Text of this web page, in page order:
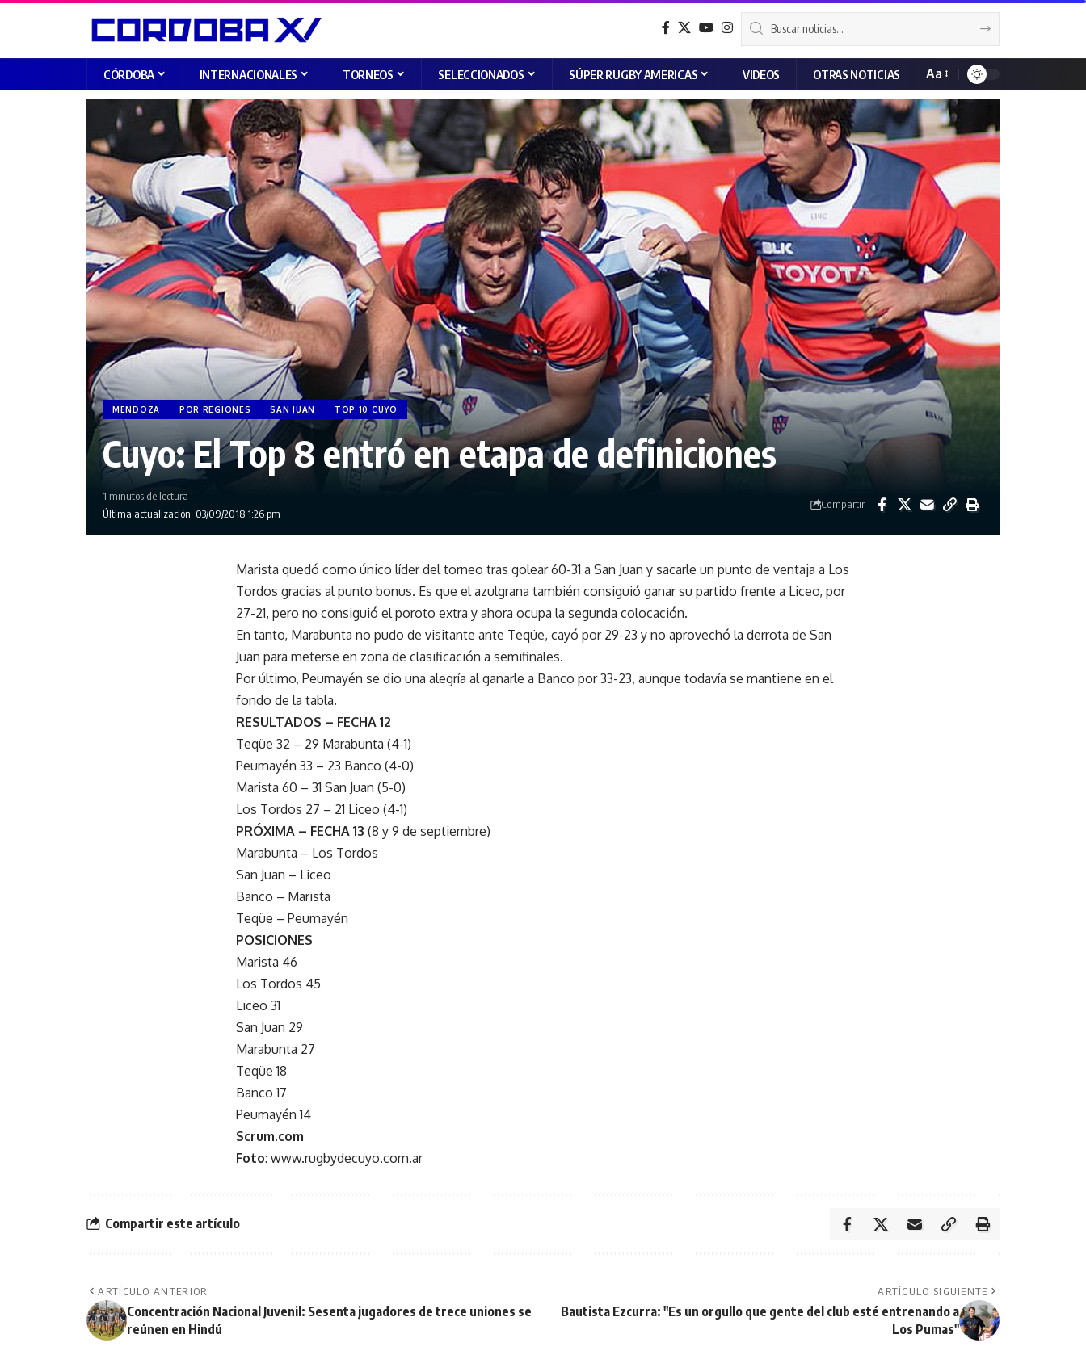
CÓRDOBA INTERNACIONALES TORNEOS SELECCIONADOS SÚPER RUGBY AMERICAS VIDEOS OTRAS NOTICIAS Aa
MENDOZA POR REGIONES SAN JUAN TOP 10 CUYO
Cuyo: El Top 8 entró en etapa de definiciones
Última actualización: 03/09/2018 1:26 pm
1 minutos de lectura
Compartir
Marista quedó como único líder del torneo tras golear 60-31 a San Juan y sacarle un punto de ventaja a Los
Tordos gracias al punto bonus. Es que el azulgrana también consiguió ganar su partido frente a Liceo, por
27-21, pero no consiguió el poroto extra y ahora ocupa la segunda colocación.
En tanto, Marabunta no pudo de visitante ante Teqüe, cayó por 29-23 y no aprovechó la derrota de San
Juan para meterse en zona de clasificación a semifinales.
Por último, Peumayén se dio una alegría al ganarle a Banco por 33-23, aunque todavía se mantiene en el
fondo de la tabla.
RESULTADOS – FECHA 12
Teqüe 32 – 29 Marabunta (4-1)
Peumayén 33 – 23 Banco (4-0)
Marista 60 – 31 San Juan (5-0)
Los Tordos 27 – 21 Liceo (4-1)
PRÓXIMA – FECHA 13 (8 y 9 de septiembre)
Marabunta – Los Tordos
San Juan – Liceo
Banco – Marista
Teqüe – Peumayén
POSICIONES
Marista 46
Los Tordos 45
Liceo 31
San Juan 29
Marabunta 27
Teqüe 18
Banco 17
Peumayén 14
Scrum.com
Foto: www.rugbydecuyo.com.ar
Compartir este artículo
ARTÍCULO ANTERIOR
Concentración Nacional Juvenil: Sesenta jugadores de trece uniones se
reúnen en Hindú
ARTÍCULO SIGUIENTE
Bautista Ezcurra: "Es un orgullo que gente del club esté entrenando a
Los Pumas"